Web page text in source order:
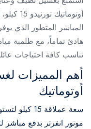
المباشر المتطور الذي
هادئ تماماً، مع طلمبة
تناسب كافة احتياجات
أهم المميزات
أوتوماتيك
سعة عملاقة 15 كيلو لتستوعب الألحفة والكميات الكبيرة بسهولة
موتور انفرتر بدفع مباشر